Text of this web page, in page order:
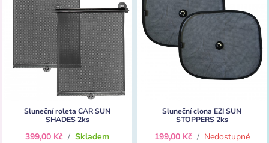
Sluneční roleta CAR SUN
SHADES 2ks
399,00 Kč / Skladem
Sluneční clona EZI SUN
STOPPERS 2ks
199,00 Kč / Nedostupné